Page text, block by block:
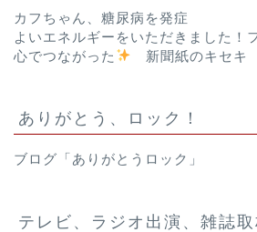
カフちゃん、糖尿病を発症
よいエネルギーをいただきました！
心でつながった
新聞紙のキセキ
ありがとう、ロック！
ブログ「ありがとうロック」
テレビ、ラジオ出演、雑誌